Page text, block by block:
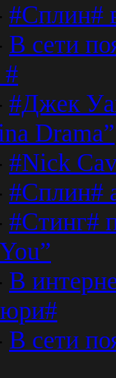
#Сплин#
В сети
#
#Джек
Drama”
#Nick
#Сплин#
#Стинг#
В
В сети